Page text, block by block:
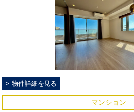
物件詳細を見る
マンション